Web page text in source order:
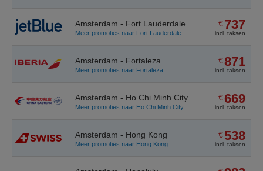
Amsterdam - Fort Lauderdale
Meer promoties naar Fort Lauderdale
€737
incl. taksen
Amsterdam - Fortaleza
Meer promoties naar Fortaleza
€871
incl. taksen
Amsterdam - Ho Chi Minh City
Meer promoties naar Ho Chi Minh City
€669
incl. taksen
Amsterdam - Hong Kong
Meer promoties naar Hong Kong
€538
incl. taksen